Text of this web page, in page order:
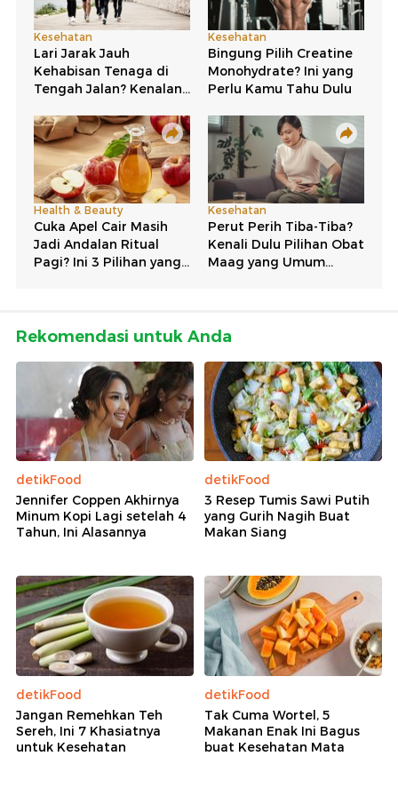
Rekomendasi untuk Anda
detikFood
Jennifer Coppen Akhirnya
Minum Kopi Lagi setelah 4
Tahun, Ini Alasannya
detikFood
3 Resep Tumis Sawi Putih
yang Gurih Nagih Buat
Makan Siang
detikFood
Jangan Remehkan Teh
Sereh, Ini 7 Khasiatnya
untuk Kesehatan
detikFood
Tak Cuma Wortel, 5
Makanan Enak Ini Bagus
buat Kesehatan Mata